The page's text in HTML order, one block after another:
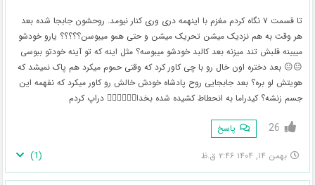
تا قسمت ۷ نگاه کردم مغزم با اینهمه دری وری کنار نیومد. روحشون جابجا شده بعد
هر وقت به هم نزدیک میشن تحریک میشن و حتی همو میبوسن؟؟؟؟؟ یارو خودشو
میبینه قلبش تند میزنه بعد کالبد خودشو میبوسه؟ مثل اینه که تو آینه خودتو ببوسی
😐😐 بعد دختره اون خال رو با چی کاور کرد که وقتی حموم میکرد هم پاک نمیشد که
هویتش لو‌ بره؟ بعد جابجایی روح پادشاه خودش خالش رو کاور میکرد که نفهمه این
جسم زنشه؟ کیدراما به انحطاط کشیده شده بخدا🤦🏼‍♀️🤦🏼‍♀️ دراپ کردم
26 پاسخ
بهمن ۱۴, ۱۴۰۴ ۲:۴۶ ق.ظ (
1
)